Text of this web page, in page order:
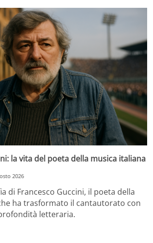
la vita del poeta della musica italiana
2026
di Francesco Guccini, il poeta della
ha trasformato il cantautorato con
letteraria.